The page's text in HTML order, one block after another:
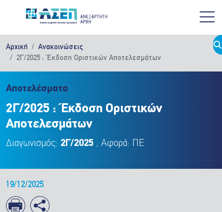
Αρχική
Ανακοινώσεις
2Γ/2025 : Έκδοση Οριστικών Αποτελεσμάτων
Αποτελέσματα
2Γ/2025 : Έκδοση Οριστικών
Αποτελεσμάτων
Διαγωνισμός: 2Γ/2025 , Αφορά: ΠΕ
19/12/2025